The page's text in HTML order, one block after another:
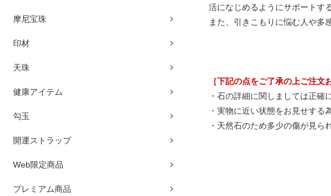
摩尼宝珠
印材
天珠
健康アイテム
勾玉
開運ストラップ
Web限定商品
プレミアム商品
活になじめるようにサポートす
また、引きこもりに悩む人や多
［下記の点をご了承の上ご注文
・石の詳細に関しましては正確
・実物に近い状態をお見せする
・天然石のため多少の傷が見ら